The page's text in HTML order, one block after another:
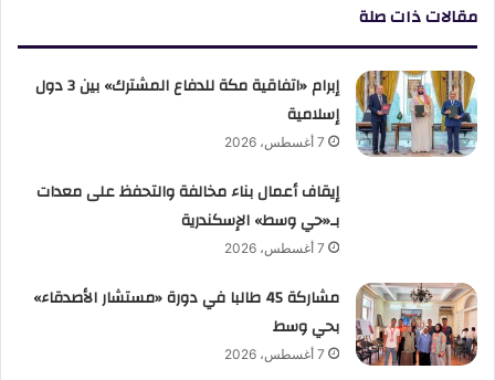
مقالات ذات صلة
إبرام «اتفاقية مكة للدفاع المشترك» بين 3 دول
إسلامية
7 أغسطس، 2026
إيقاف أعمال بناء مخالفة والتحفظ على معدات
بـ«حي وسط» الإسكندرية
7 أغسطس، 2026
مشاركة 45 طالبا في دورة «مستشار الأصدقاء»
بحي وسط
7 أغسطس، 2026